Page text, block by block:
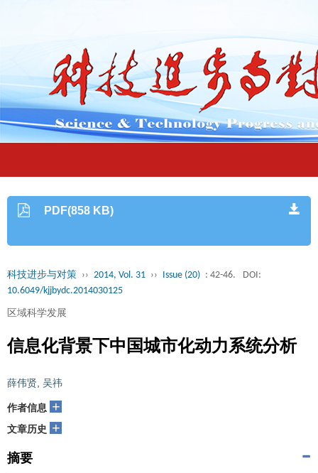
PDF(858 KB)
科技进步与对策 ›› 2014, Vol. 31 ›› Issue (20) : 42-46.
DOI:
10.6049/kjjbydc.2014030125
区域科学发展
信息化背景下中国城市化动力系统分析
薛伟贤 吴祎
作者信息 +
文章历史 +
摘要